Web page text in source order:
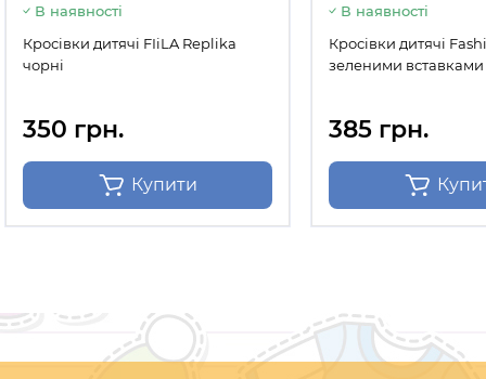
В наявності
Кросівки дитячі FIіLA Replika
чорні
350 грн.
Купити
В наявності
Кросівки дитячі
зеленими вставками
385 грн.